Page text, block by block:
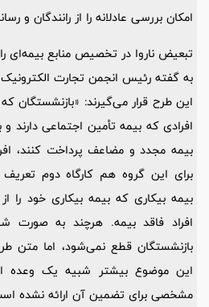
امکان بررسی عادلانه را از رانندگان و
تبعیض ناروا در تخصیص منابع بیمه‌ای
به گفته رئیس انجمن تجارت
این طرح قرار می‌گیرند: «بازنشستگان
افرادی که بیمه تأمین اجتماعی دارند
بیمه مجدد و مضاعف پرداخت کنند،
برای این گروه هم کارگاه دوم تعریف
بیمه بیکاری که بیمه بیکاری خود
افراد فاقد بیمه. هرچند به
بازنشستگان قطع نمی‌شود، اما متن
این موضوع بیشتر شبیه یک وعده
مشخصی برای تضمین آن ارائه نشده